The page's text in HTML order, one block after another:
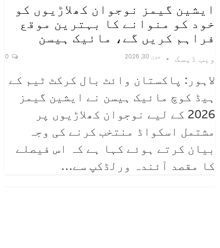
ایشین گیمز نوجوان کھلاڑیوں کو
خود کو منوانے کا بہترین موقع
فراہم کریں گے، مائیک ہیسن
ویب ڈیسک جون 30, 2026
لاہور: پاکستان وائٹ بال کرکٹ ٹیم کے
ہیڈ کوچ مائیک ہیسن نے ایشین گیمز
2026 کے لیے نوجوان کھلاڑیوں پر
مشتمل اسکواڈ منتخب کرنے کی وجہ
بیان کرتے ہوئے کہا ہے کہ اس فیصلے
کا مقصد آئندہ ورلڈکپ سے…